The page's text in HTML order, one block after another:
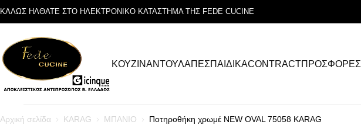
ΚΑΛΩΣ ΗΛΘΑΤΕ ΣΤΟ ΗΛΕΚΤΡΟΝΙΚΟ ΚΑΤΑΣΤΗΜΑ ΤΗΣ FEDE CUCINE
ΚΟΥΖΙΝΑΝΤΟΥΛΑΠΕΣΠΑΙΔΙΚΑCONTRACTΠΡΟΣΦΟΡΕΣ
Αρχική σελίδα KARAG ΜΠΑΝΙΟ Ποτηροθήκη χρωμέ NEW OVAL 75058 KARAG